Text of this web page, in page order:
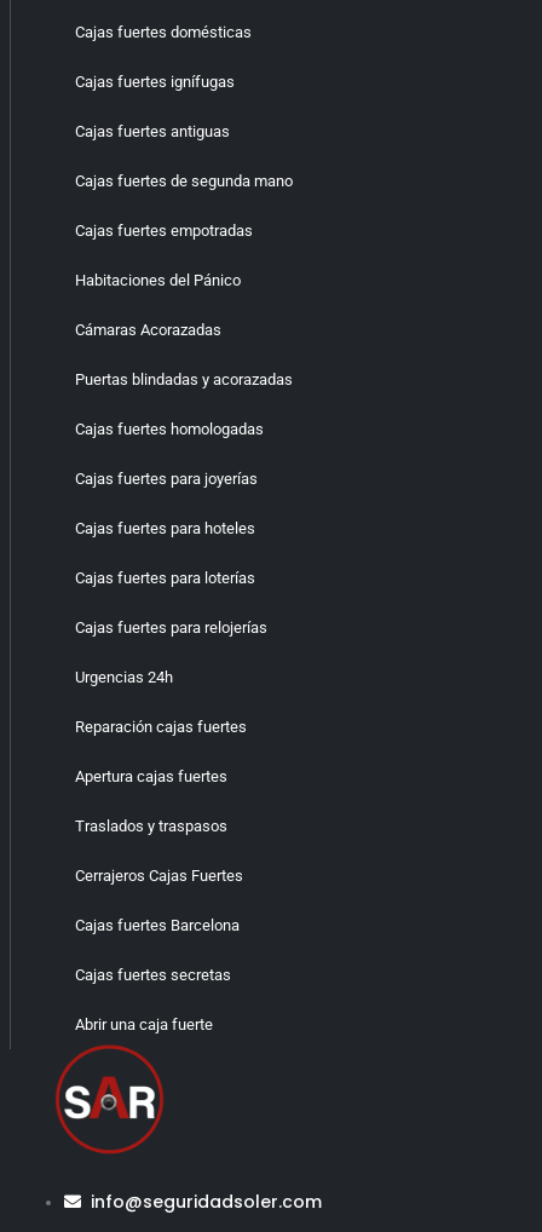
info@seguridadsoler.com
Cajas fuertes domésticas
Cajas fuertes ignífugas
Cajas fuertes antiguas
Cajas fuertes de segunda mano
Cajas fuertes empotradas
Habitaciones del Pánico
Cámaras Acorazadas
Puertas blindadas y acorazadas
Cajas fuertes homologadas
Cajas fuertes para joyerías
Cajas fuertes para hoteles
Cajas fuertes para loterías
Cajas fuertes para relojerías
Urgencias 24h
Reparación cajas fuertes
Apertura cajas fuertes
Traslados y traspasos
Cerrajeros Cajas Fuertes
Cajas fuertes Barcelona
Cajas fuertes secretas
Abrir una caja fuerte